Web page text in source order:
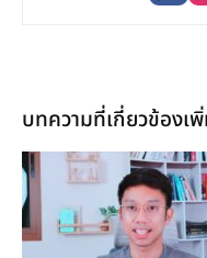
บทความที่เกี่ยวข้องเ